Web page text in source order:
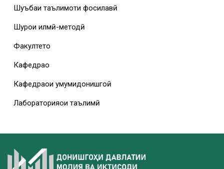
Шуъбаи таълимоти фосилавӣ
Шурои илмӣ-методӣ
Факултетҳо
Кафедраҳо
Кафедраҳои умумидонишгоҳӣ
Лабораторияҳои таълимӣ